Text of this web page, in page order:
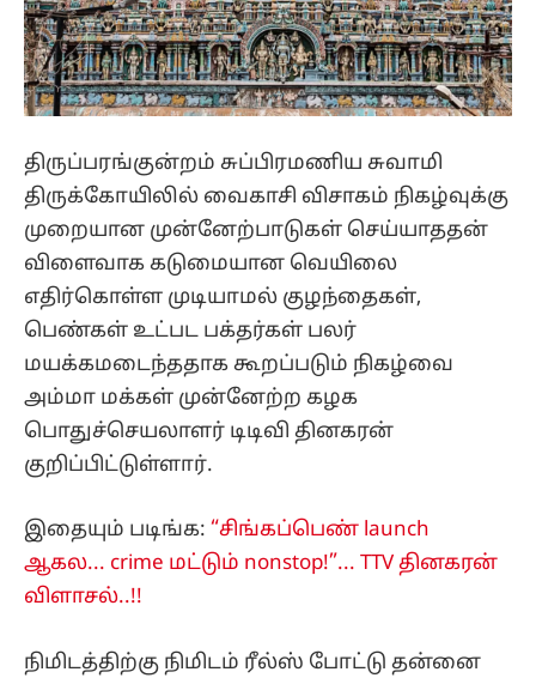
திருப்பரங்குன்றம் சுப்பிரமணிய சுவாமி
திருக்கோயிலில் வைகாசி விசாகம் நிகழ்வுக்கு
முறையான முன்னேற்பாடுகள் செய்யாததன்
விளைவாக கடுமையான வெயிலை
எதிர்கொள்ள முடியாமல் குழந்தைகள்,
பெண்கள் உட்பட பக்தர்கள் பலர்
மயக்கமடைந்ததாக கூறப்படும் நிகழ்வை
அம்மா மக்கள் முன்னேற்ற கழக
பொதுச்செயலாளர் டிடிவி தினகரன்
குறிப்பிட்டுள்ளார்.
இதையும் படிங்க: “சிங்கப்பெண் launch
ஆகல... crime மட்டும் nonstop!”... TTV தினகரன்
விளாசல்..!!
நிமிடத்திற்கு நிமிடம் ரீல்ஸ் போட்டு தன்னை